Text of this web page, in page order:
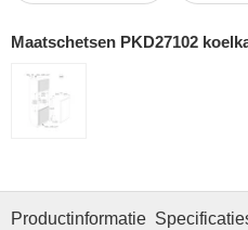
Maatschetsen PKD27102
Productinformatie